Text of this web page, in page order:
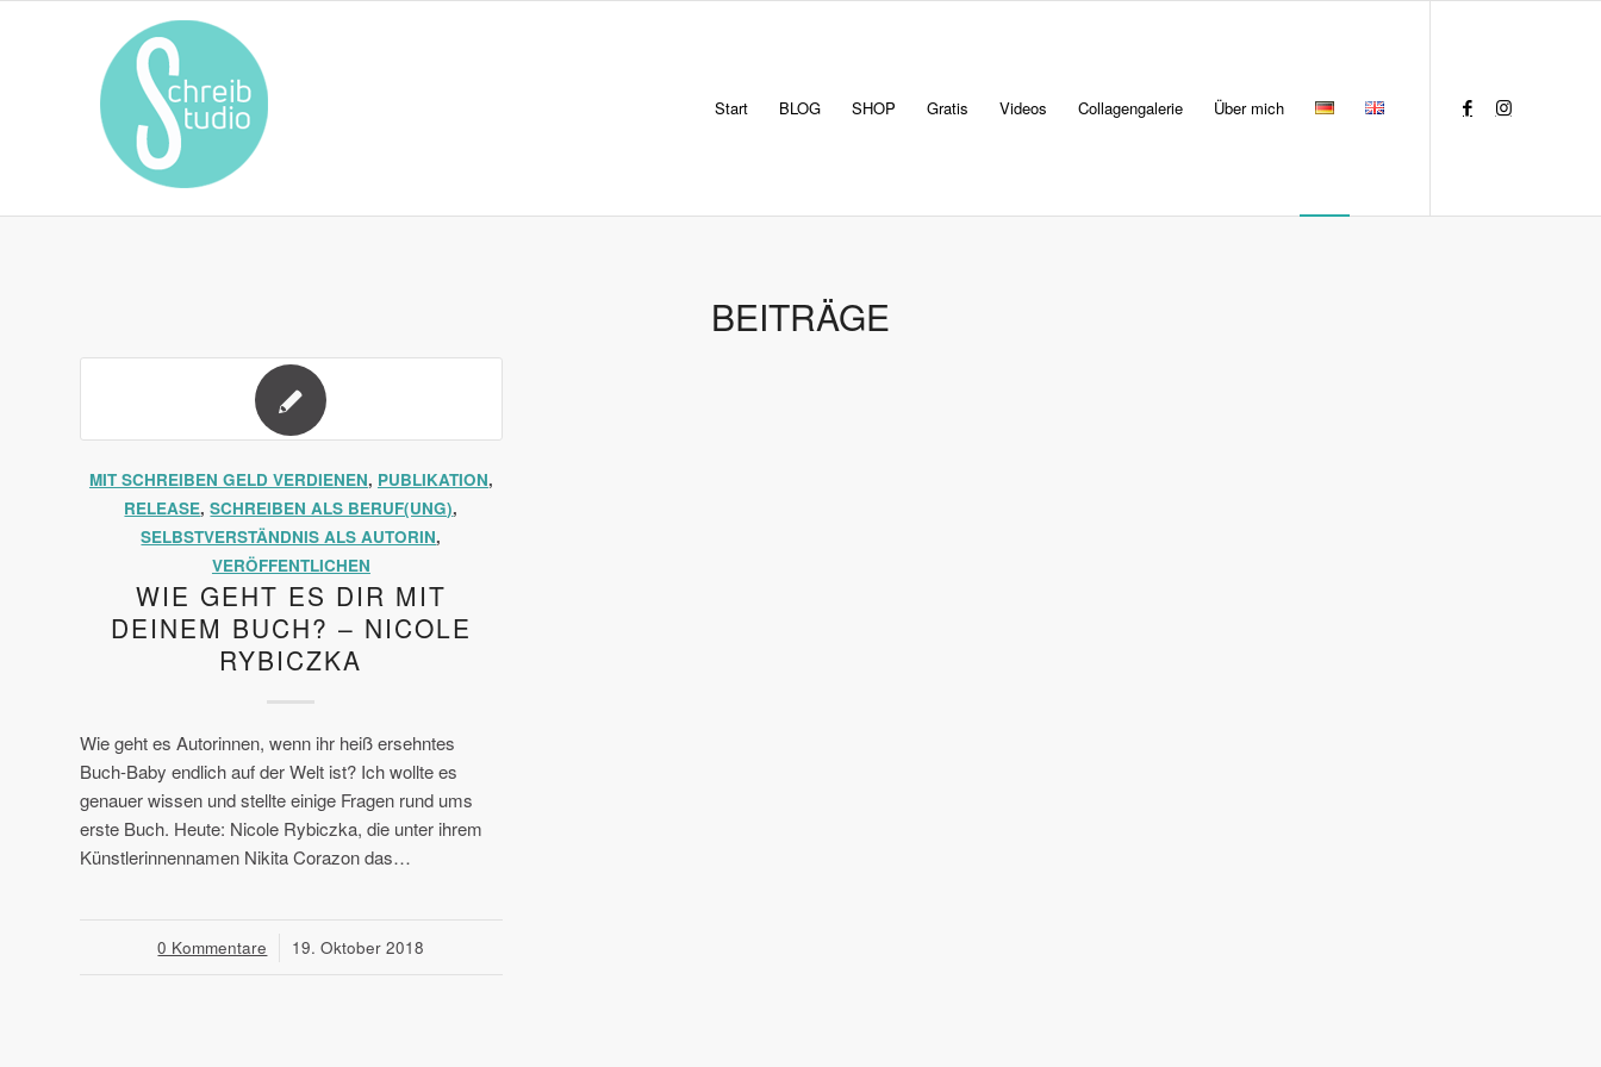
Start BLOG SHOP Gratis Videos Collagengalerie Über mich
BEITRÄGE
MIT SCHREIBEN GELD VERDIENEN, PUBLIKATION,
RELEASE,SCHREIBEN ALS BERUF(UNG),
SELBSTVERSTÄNDNIS ALS AUTORIN,
VERÖFFENTLICHEN
WIE GEHT ES DIR MIT
DEINEM BUCH? – NICOLE
RYBICZKA
Wie geht es Autorinnen, wenn ihr heiß ersehntes
Buch-Baby endlich auf der Welt ist? Ich wollte es
genauer wissen und stellte einige Fragen rund ums
erste Buch. Heute: Nicole Rybiczka, die unter ihrem
Künstlerinnennamen Nikita Corazon das…
0 Kommentare
/ 19. Oktober 2018